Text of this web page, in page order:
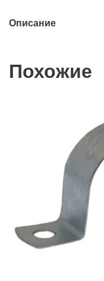
Описание
Похожие